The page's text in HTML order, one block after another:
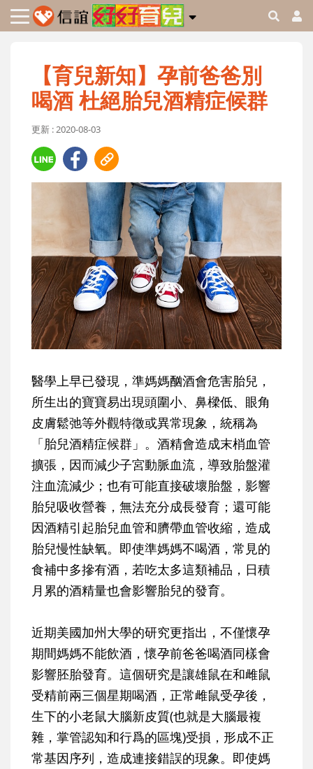
【育兒新知】孕前爸爸別
喝酒 杜絕胎兒酒精症候群
更新 : 2020-08-03
醫學上早已發現，準媽媽酗酒會危害胎兒，
所生出的寶寶易出現頭圍小、鼻樑低、眼角
皮膚鬆弛等外觀特徵或異常現象，統稱為
「胎兒酒精症候群」。酒精會造成末梢血管
擴張，因而減少子宮動脈血流，導致胎盤灌
注血流減少；也有可能直接破壞胎盤，影響
胎兒吸收營養，無法充分成長發育；還可能
因酒精引起胎兒血管和臍帶血管收縮，造成
胎兒慢性缺氧。即使準媽媽不喝酒，常見的
食補中多摻有酒，若吃太多這類補品，日積
月累的酒精量也會影響胎兒的發育。
近期美國加州大學的研究更指出，不僅懷孕
期間媽媽不能飲酒，懷孕前爸爸喝酒同樣會
影響胚胎發育。這個研究是讓雄鼠在和雌鼠
受精前兩三個星期喝酒，正常雌鼠受孕後，
生下的小老鼠大腦新皮質(也就是大腦最複
雜，掌管認知和行爲的區塊)受損，形成不正
常基因序列，造成連接錯誤的現象。即使媽